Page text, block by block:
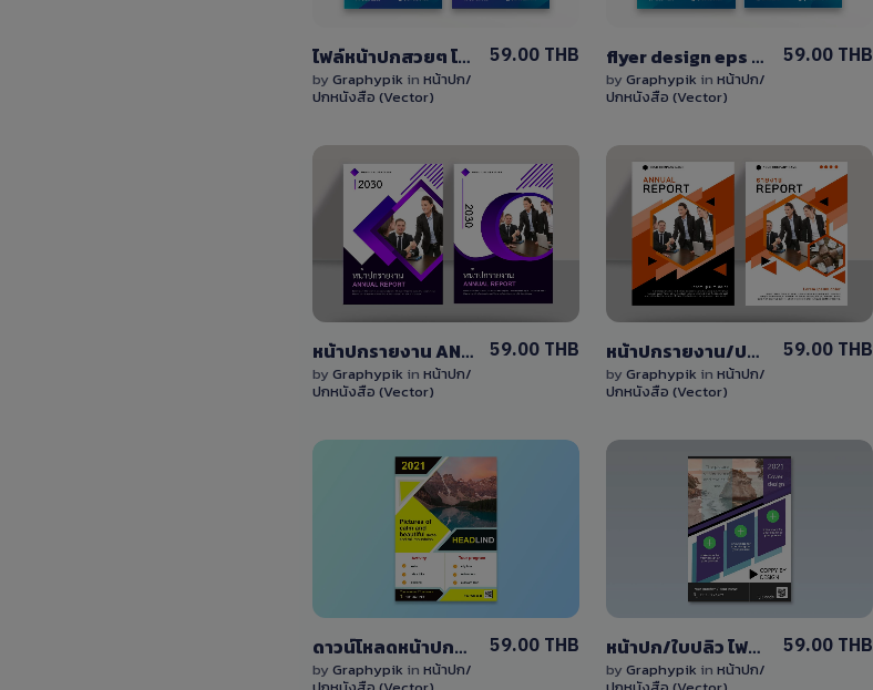
ไฟล์หน้าปกสวยๆ โทนสีม่วง-น้ำเงิน ไฟล์ EPS
by Graphypik in หน้าปก/
ปกหนังสือ (Vector)
59.00 THB flyer design eps หน้าปก/ใบปลิวไฟล์เวกเตอร์ EPS โทนสีน้ำเงิน
by Graphypik in หน้าปก/
ปกหนังสือ (Vector)
59.00 THB
View
Details
1 Sale
หน้าปกรายงาน ANNUAL REPORT ไฟล์ EPS แก้ไขได้ง่าย
by Graphypik in หน้าปก/
ปกหนังสือ (Vector)
59.00 THB
View
Details
4 Sales
หน้าปกรายงาน/ปกหนังสือ แก้ไขได้ ไฟล์ EPS (vector)
by Graphypik in หน้าปก/
ปกหนังสือ (Vector)
59.00 THB
View
Details
0 Sale
ดาวน์โหลดหน้าปก/ใบปลิว ไฟล์ EPS สามารถแก้ไขได้
by Graphypik in หน้าปก/
59.00 THB
View
Details
0 Sale
หน้าปก/ใบปลิว ไฟล์ EPS สามารถแก้ไขได้
by Graphypik in หน้าปก/
59.00 THB